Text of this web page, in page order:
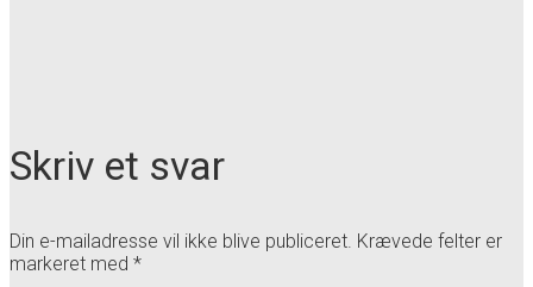
Skriv et svar
Din e-mailadresse vil ikke blive publiceret. Krævede felter er
markeret med *